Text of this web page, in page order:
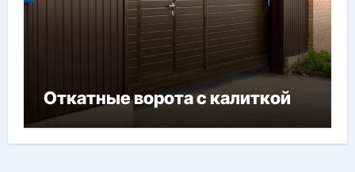
Откатные ворота с калиткой